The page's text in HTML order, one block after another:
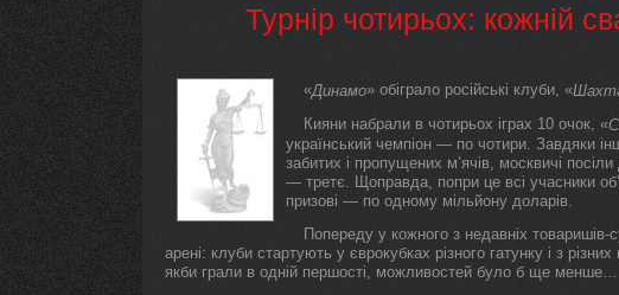
Турнір чотирьох: кожній
«Динамо» обіграло російські клуби, «
Кияни набрали в чотирьох іграх 10 очок, «
український чемпіон — по чотири. Завдяки
забитих і пропущених м’ячів, москвичі
— третє. Щоправда, попри це всі учасники
призові — по одному мільйону доларів.
Попереду у кожного з недавніх товаришів-
арені: клуби стартують у єврокубках різного гатунку і з
якби грали в одній першості, можливостей було б ще менше…